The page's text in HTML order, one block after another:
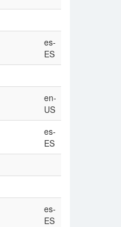
es-
ES
en-
US
es-
ES
es-
ES